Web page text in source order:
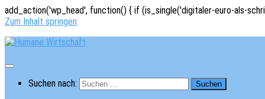
add_action('wp_head', function() { if (is_single('digitaler-euro-als-
Zum Inhalt springen
Suchen nach: